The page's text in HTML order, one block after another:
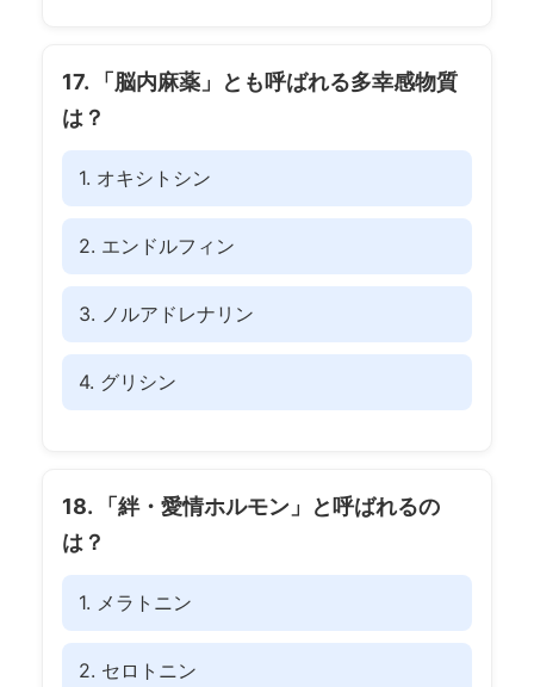
17. 「脳内麻薬」とも呼ばれる多幸感物質
は？
1. オキシトシン
2. エンドルフィン
3. ノルアドレナリン
4. グリシン
18. 「絆・愛情ホルモン」と呼ばれるの
は？
1. メラトニン
2. セロトニン